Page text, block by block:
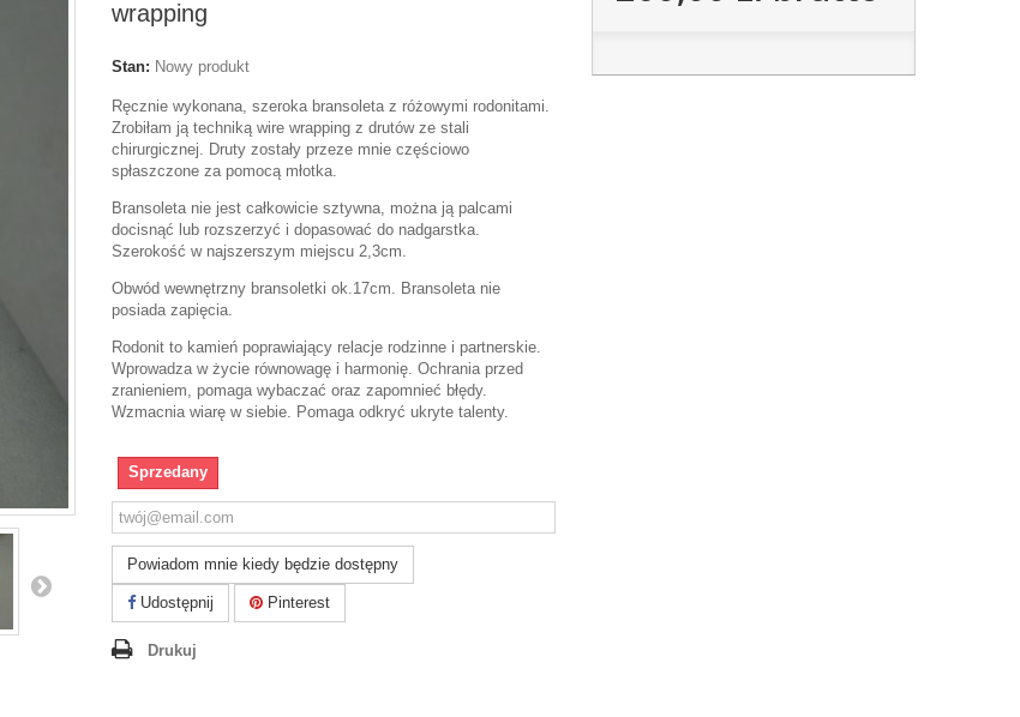
wrapping
Stan: Nowy produkt
Ręcznie wykonana, szeroka bransoleta z różowymi rodonitami.
Zrobiłam ją techniką wire wrapping z drutów ze stali
chirurgicznej. Druty zostały przeze mnie częściowo
spłaszczone za pomocą młotka.
Bransoleta nie jest całkowicie sztywna, można ją palcami
docisnąć lub rozszerzyć i dopasować do nadgarstka.
Szerokość w najszerszym miejscu 2,3cm.
Obwód wewnętrzny bransoletki ok.17cm. Bransoleta nie
posiada zapięcia.
Rodonit to kamień poprawiający relacje rodzinne i partnerskie.
Wprowadza w życie równowagę i harmonię. Ochrania przed
zranieniem, pomaga wybaczać oraz zapomnieć błędy.
Wzmacnia wiarę w siebie. Pomaga odkryć ukryte talenty.
Sprzedany
Powiadom mnie kiedy będzie dostępny
Udostępnij Pinterest
Drukuj